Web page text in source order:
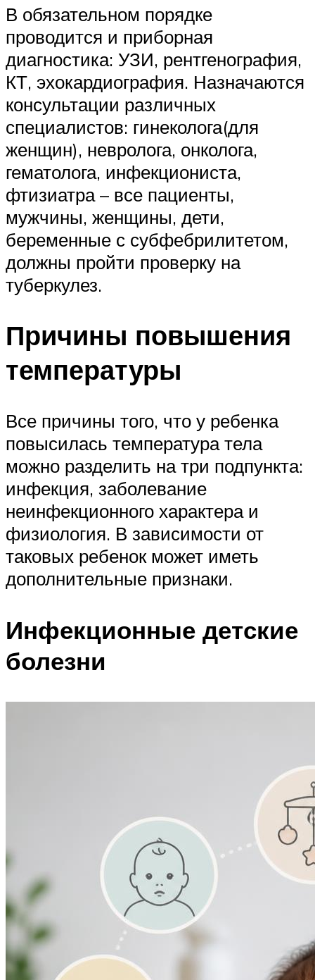
В обязательном порядке
проводится и приборная
диагностика: УЗИ, рентгенография,
КТ, эхокардиография. Назначаются
консультации различных
специалистов: гинеколога(для
женщин), невролога, онколога,
гематолога, инфекциониста,
фтизиатра – все пациенты,
мужчины, женщины, дети,
беременные с субфебрилитетом,
должны пройти проверку на
туберкулез.
Причины повышения
температуры
Все причины того, что у ребенка
повысилась температура тела
можно разделить на три подпункта:
инфекция, заболевание
неинфекционного характера и
физиология. В зависимости от
таковых ребенок может иметь
дополнительные признаки.
Инфекционные детские
болезни